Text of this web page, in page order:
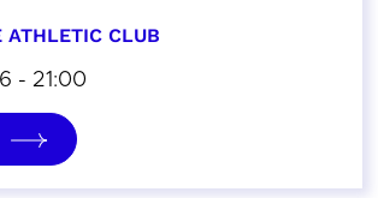
CLUB
- 21:00